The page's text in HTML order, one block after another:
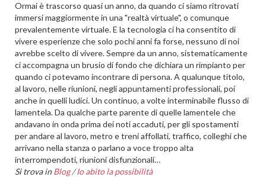
Ormai è trascorso quasi un anno, da quando ci siamo ritrovati
immersi maggiormente in una "realtà virtuale", o comunque
prevalentemente virtuale. E la tecnologia ci ha consentito di
vivere esperienze che solo pochi anni fa forse, nessuno di noi
avrebbe scelto di vivere. Sempre da un anno, sistematicamente
ci accompagna un brusio di fondo che dichiara un rimpianto per
quando ci potevamo incontrare di persona. A qualunque titolo,
al lavoro, nelle riunioni, negli appuntamenti professionali, poi
anche in quelli ludici. Un continuo, a volte interminabile flusso di
lamentela. Da qualche parte parente di quelle lamentele che
andavano in onda prima dei noti accaduti, per gli spostamenti
per andare al lavoro, metro e treni affollati, traffico, colleghi che
arrivano nella stanza o parlano a voce troppo alta
interrompendoti, riunioni disfunzionali…
Si trova in Blog /Io abito la possibilità